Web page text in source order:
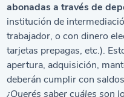
abonadas a través de
institución de
trabajador, o con dinero
tarjetas prepagas, etc.).
apertura, adquisición,
deberán cumplir con
¿Querés saber cuáles son